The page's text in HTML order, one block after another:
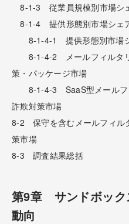
8-1-3 従業員規模別市場シ
8-1-4 提供形態別市場シェ
8-1-4-1 提供形態別市場
8-1-4-2 メールフィルタリ
策・パッケージ市場
8-1-4-3 SaaS型メールフ
詐欺対策市場
8-2 保守を含むメールフィル
策市場
8-3 調査結果総括
第9章 サンドボック
動向